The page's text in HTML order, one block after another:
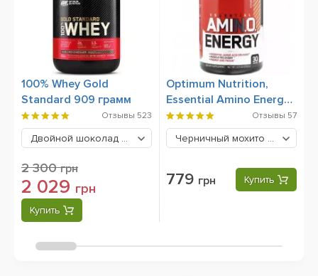
100% Whey Gold
Standard 909 грамм
Отзывы 523
Двойной шоколад
2029 грн
2 300грн
2 029 грн
Купить
Optimum Nutrition,
Essential Amino Energy,
270 грамм
Отзывы 57
Черничный мохито
779 грн
779 грн Купить